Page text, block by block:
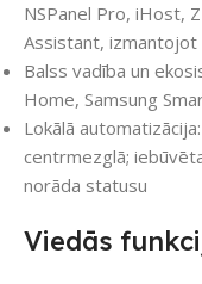
NSPanel Pro, iHost,
Assistant, izmantojot
Balss vadība un
Home, Samsung
Lokālā
centrmezglā;
norāda statusu
Viedās